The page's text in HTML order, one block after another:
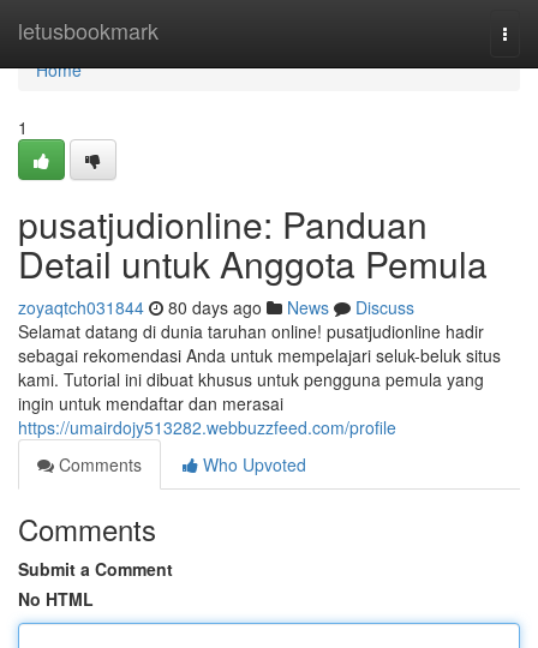
letusbookmark
Home
Home
1
pusatjudionline: Panduan
Detail untuk Anggota Pemula
zoyaqtch031844 80 days ago News
Discuss
Selamat datang di dunia taruhan online! pusatjudionline hadir
sebagai rekomendasi Anda untuk mempelajari seluk-beluk situs
kami. Tutorial ini dibuat khusus untuk pengguna pemula yang
ingin untuk mendaftar dan merasai
https://umairdojy513282.webbuzzfeed.com/profile
Comments
Who Upvoted
Comments
Submit a Comment
No HTML